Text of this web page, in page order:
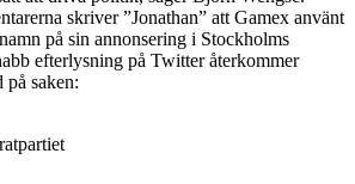
skriver ”Jonathan” att Gamex använt
på sin annonsering i Stockholms
efterlysning på Twitter återkommer
på saken: